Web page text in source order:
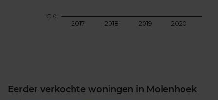
2017 2018 2019 2020
€ 0
Eerder verkochte woningen in Molenhoek